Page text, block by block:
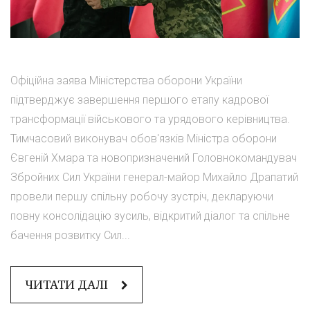
Офіційна заява Міністерства оборони України
підтверджує завершення першого етапу кадрової
трансформації військового та урядового керівництва.
Тимчасовий виконувач обов'язків Міністра оборони
Євгеній Хмара та новопризначений Головнокомандувач
Збройних Сил України генерал-майор Михайло Драпатий
провели першу спільну робочу зустріч, декларуючи
повну консолідацію зусиль, відкритий діалог та спільне
бачення розвитку Сил...
ЧИТАТИ ДАЛІ